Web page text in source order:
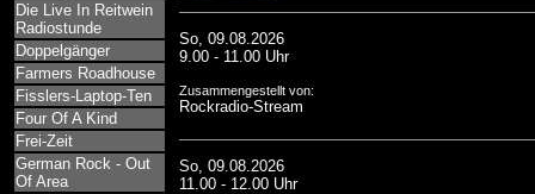
Die Live In Reitwein
Radiostunde
Doppelgänger
Farmers Roadhouse
Fisslers-Laptop-Ten
Four Of A Kind
Frei-Zeit
German Rock - Out
Of Area
So, 09.08.2026
9.00 - 11.00 Uhr
Zusammengestellt von:
Rockradio-Stream
So, 09.08.2026
11.00 - 12.00 Uhr